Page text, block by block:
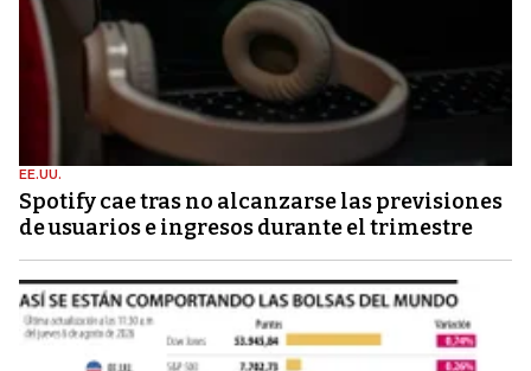
EE.UU.
Spotify cae tras no alcanzarse las previsiones
de usuarios e ingresos durante el trimestre